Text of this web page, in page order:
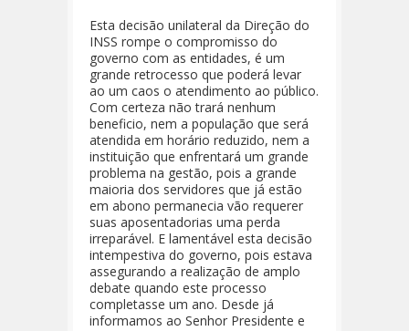
Esta decisão unilateral da Direção do
INSS rompe o compromisso do
governo com as entidades, é um
grande retrocesso que poderá levar
ao um caos o atendimento ao público.
Com certeza não trará nenhum
beneficio, nem a população que será
atendida em horário reduzido, nem a
instituição que enfrentará um grande
problema na gestão, pois a grande
maioria dos servidores que já estão
em abono permanecia vão requerer
suas aposentadorias uma perda
irreparável. E lamentável esta decisão
intempestiva do governo, pois estava
assegurando a realização de amplo
debate quando este processo
completasse um ano. Desde já
informamos ao Senhor Presidente e